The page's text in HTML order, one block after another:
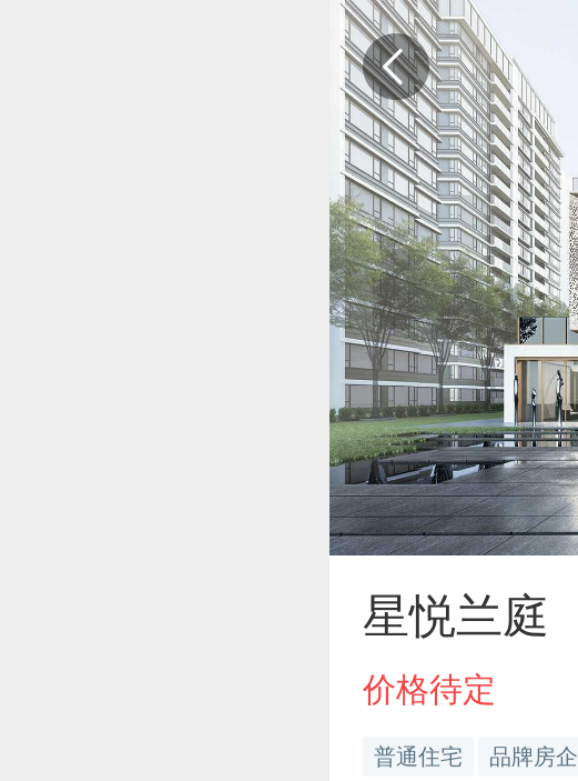
星悦兰庭
价格待定
普通住宅 品牌房企